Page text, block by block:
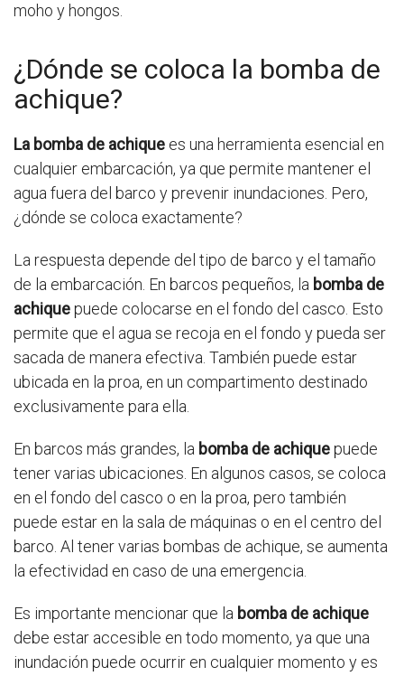
moho y hongos.
¿Dónde se coloca la bomba de
achique?
La bomba de achique es una herramienta esencial en
cualquier embarcación, ya que permite mantener el
agua fuera del barco y prevenir inundaciones. Pero,
¿dónde se coloca exactamente?
La respuesta depende del tipo de barco y el tamaño
de la embarcación. En barcos pequeños, la bomba de
achiquepuede colocarse en el fondo del casco. Esto
permite que el agua se recoja en el fondo y pueda ser
sacada de manera efectiva. También puede estar
ubicada en la proa, en un compartimento destinado
exclusivamente para ella.
En barcos más grandes, la bomba de achiquepuede
tener varias ubicaciones. En algunos casos, se coloca
en el fondo del casco o en la proa, pero también
puede estar en la sala de máquinas o en el centro del
barco. Al tener varias bombas de achique, se aumenta
la efectividad en caso de una emergencia.
Es importante mencionar que la bomba de achique
debe estar accesible en todo momento, ya que una
inundación puede ocurrir en cualquier momento y es